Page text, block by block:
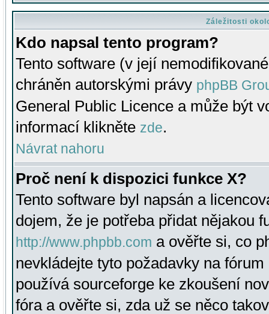
Záležitosti
Kdo napsal tento program?
Tento software (v její
chráněn autorskými právy phpBB
General Public Licence a může být
informací klikněte zde.
Návrat nahoru
Proč není k dispozici funkce X?
Tento software byl napsán a
dojem, že je potřeba přidat nějakou
http://www.phpbb.com a ověřte si, co
nevkládejte tyto požadavky na
používá sourceforge ke zkoušení
fóra a ověřte si, zda už se něco